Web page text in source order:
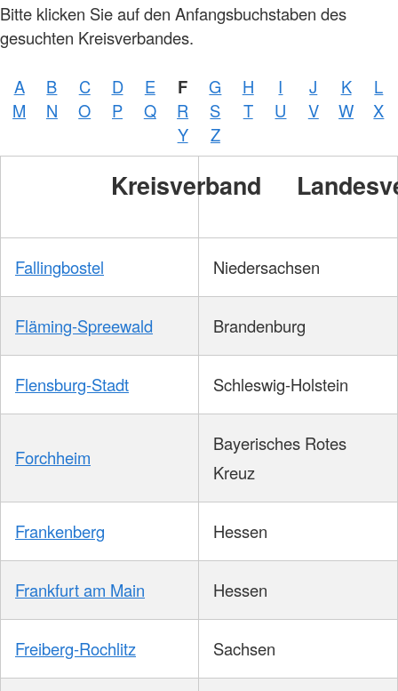
Bitte klicken Sie auf den Anfangsbuchstaben des
gesuchten Kreisverbandes.
A B C D E F G H I J K
L
M
N O P Q R S T U V W
X
Y
Z
Kreisverband
Fallingbostel Niedersachsen
Fläming-Spreewald Brandenburg
Flensburg-Stadt Schleswig-Holstein
Forchheim
Bayerisches Rotes
Kreuz
Frankenberg Hessen
Frankfurt am Main Hessen
Freiberg-Rochlitz Sachsen